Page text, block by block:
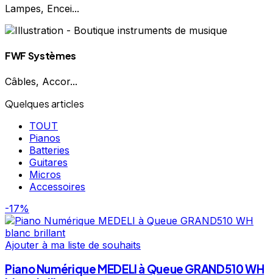
Lampes, Encei...
FWF Systèmes
Câbles, Accor...
Quelques articles
TOUT
Pianos
Batteries
Guitares
Micros
Accessoires
-17%
Ajouter à ma liste de souhaits
Piano Numérique MEDELI à Queue GRAND510 WH